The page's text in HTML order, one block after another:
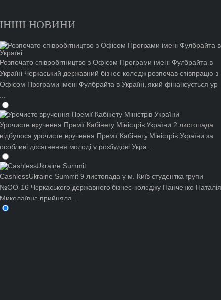
ІНШІ НОВИНИ
Розпочато співробітництво з Офісом Програми імені Фулбрайта в
Україні Черкаський державний бізнес-коледж розпочав співпрацю з
Офісом Програми імені Фулбрайта в Україні, який фінансується ур
Урочисте вручення Премії Кабінету Міністрів України 2 листопада
відбулося урочисте вручення Премії Кабінету Міністрів України за
особливі досягнення молоді у розбудові Укра ...
CashlessUkraine Summit 9 листопада у м. Київ студентка групи
№ОО-16 Черкаського державного бізнес-коледжу Панченко Наталія
Миколаївна прийняла ...